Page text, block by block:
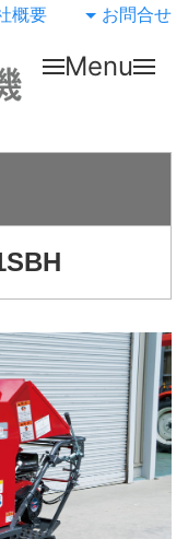
概要 お問合せ
Menu